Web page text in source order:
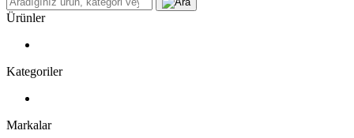
Ürünler
Kategoriler
Markalar